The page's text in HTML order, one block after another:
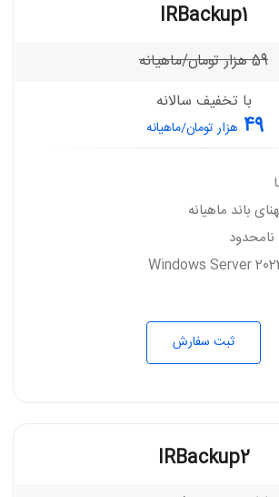
IRBackup1
59هزار تومان/ماهیانه
با تخفیف سالانه
49 هزار تومان/ماهیانه
ثبت سفارش
IRBackup2